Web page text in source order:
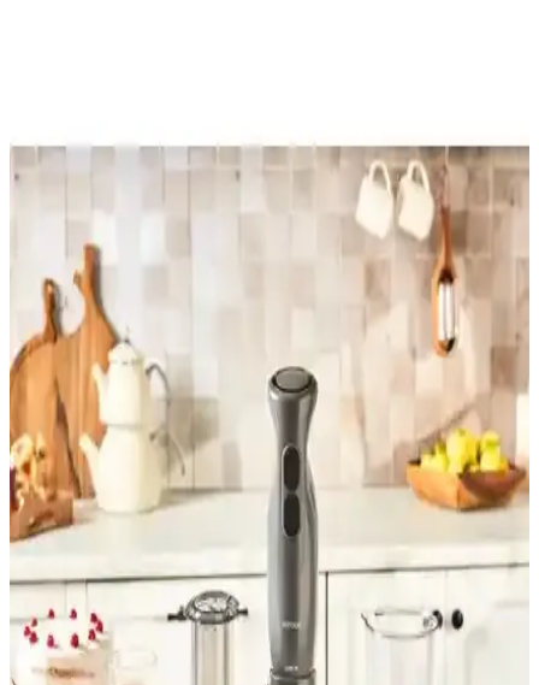
Performans, Tasarım ve Kullanıcı Yorumları
İki Arnica mikser ve blender setinin detaylı karşılaştırmasıyla
performans, tasarım ve kullanıcı geri bildirimlerini keşfedin. Hangi
ürün sizin için daha uygun?
Beko Rhb 2910 M Mavi 1000 W Çok Fonksiyonlu
Blender Seti Günlük Mutfak Kullanımı İçin
Beko Rhb 2910 M, 1000 W gücü ve çok fonksiyonlu tasarımıyla
mutfakta pratiklik sağlar, dayanıklı malzemeleri ve kullanışlı
aksesuarlarıyla öne çıkar.
Arzum AR1101 Shake'n Take Joy ve Yui M18 3'ü 1
Arada Retro Blender Karşılaştırması
İki farklı kişisel blender modeli olan Arzum AR1101 Shake'n Take
Joy ve Yui M18'in özellikleri, performansları ve kullanıcı yorumları
detaylı karşılaştırmasıyla sunuluyor.
Arzum Shake'n Take Pro ve Vestel Mix & Go
Blender Karşılaştırması